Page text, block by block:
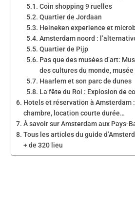
Coin shopping 9 ruelles
Quartier de Jordaan
Heineken experience et
Amsterdam noord :
Quartier de Pijp
Pas que des musées d’art:
des cultures du monde,
Haarlem et son parc de dunes
La fête du Roi : Explosion de
Hotels et réservation à Amsterdam
chambre, location courte durée…
À savoir sur Amsterdam aux Pays-
Tous les articles du guide
+ de 320 lieu